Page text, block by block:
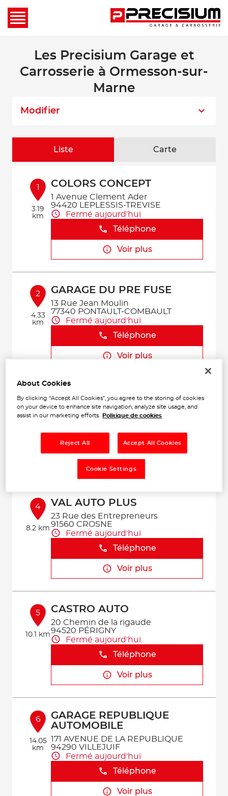
Les Precisium Garage et
Carrosserie à Ormesson-sur-
Marne
Modifier
Liste Carte
1
3.19
km
COLORS CONCEPT
1 Avenue Clement Ader
94420 LEPLESSIS-TREVISE
Fermé aujourd'hui
Téléphone
Voir plus
2
4.33
km
GARAGE DU PRE FUSE
13 Rue Jean Moulin
77340 PONTAULT-COMBAULT
Fermé aujourd'hui
Téléphone
Voir plus
3 GARAGE D&V AUTO
8 B Avenue des Erables
94440 SANTENY
Téléphone
Voir plus
4
8.2 km
VAL AUTO PLUS
23 Rue des Entrepreneurs
91560 CROSNE
Fermé aujourd'hui
Téléphone
Voir plus
5
10.1 km
CASTRO AUTO
20 Chemin de la rigaude
94520 PÉRIGNY
Fermé aujourd'hui
Téléphone
Voir plus
6
14.05
km
GARAGE REPUBLIQUE
AUTOMOBILE
171 AVENUE DE LA REPUBLIQUE
94290 VILLEJUIF
Fermé aujourd'hui
Téléphone
Voir plus
About Cookies
By clicking “Accept All Cookies”, you agree to the storing of cookies
on your device to enhance site navigation, analyze site usage, and
assist in our marketing efforts.
Politique de cookies
Reject All Accept All Cookies
Cookie Settings